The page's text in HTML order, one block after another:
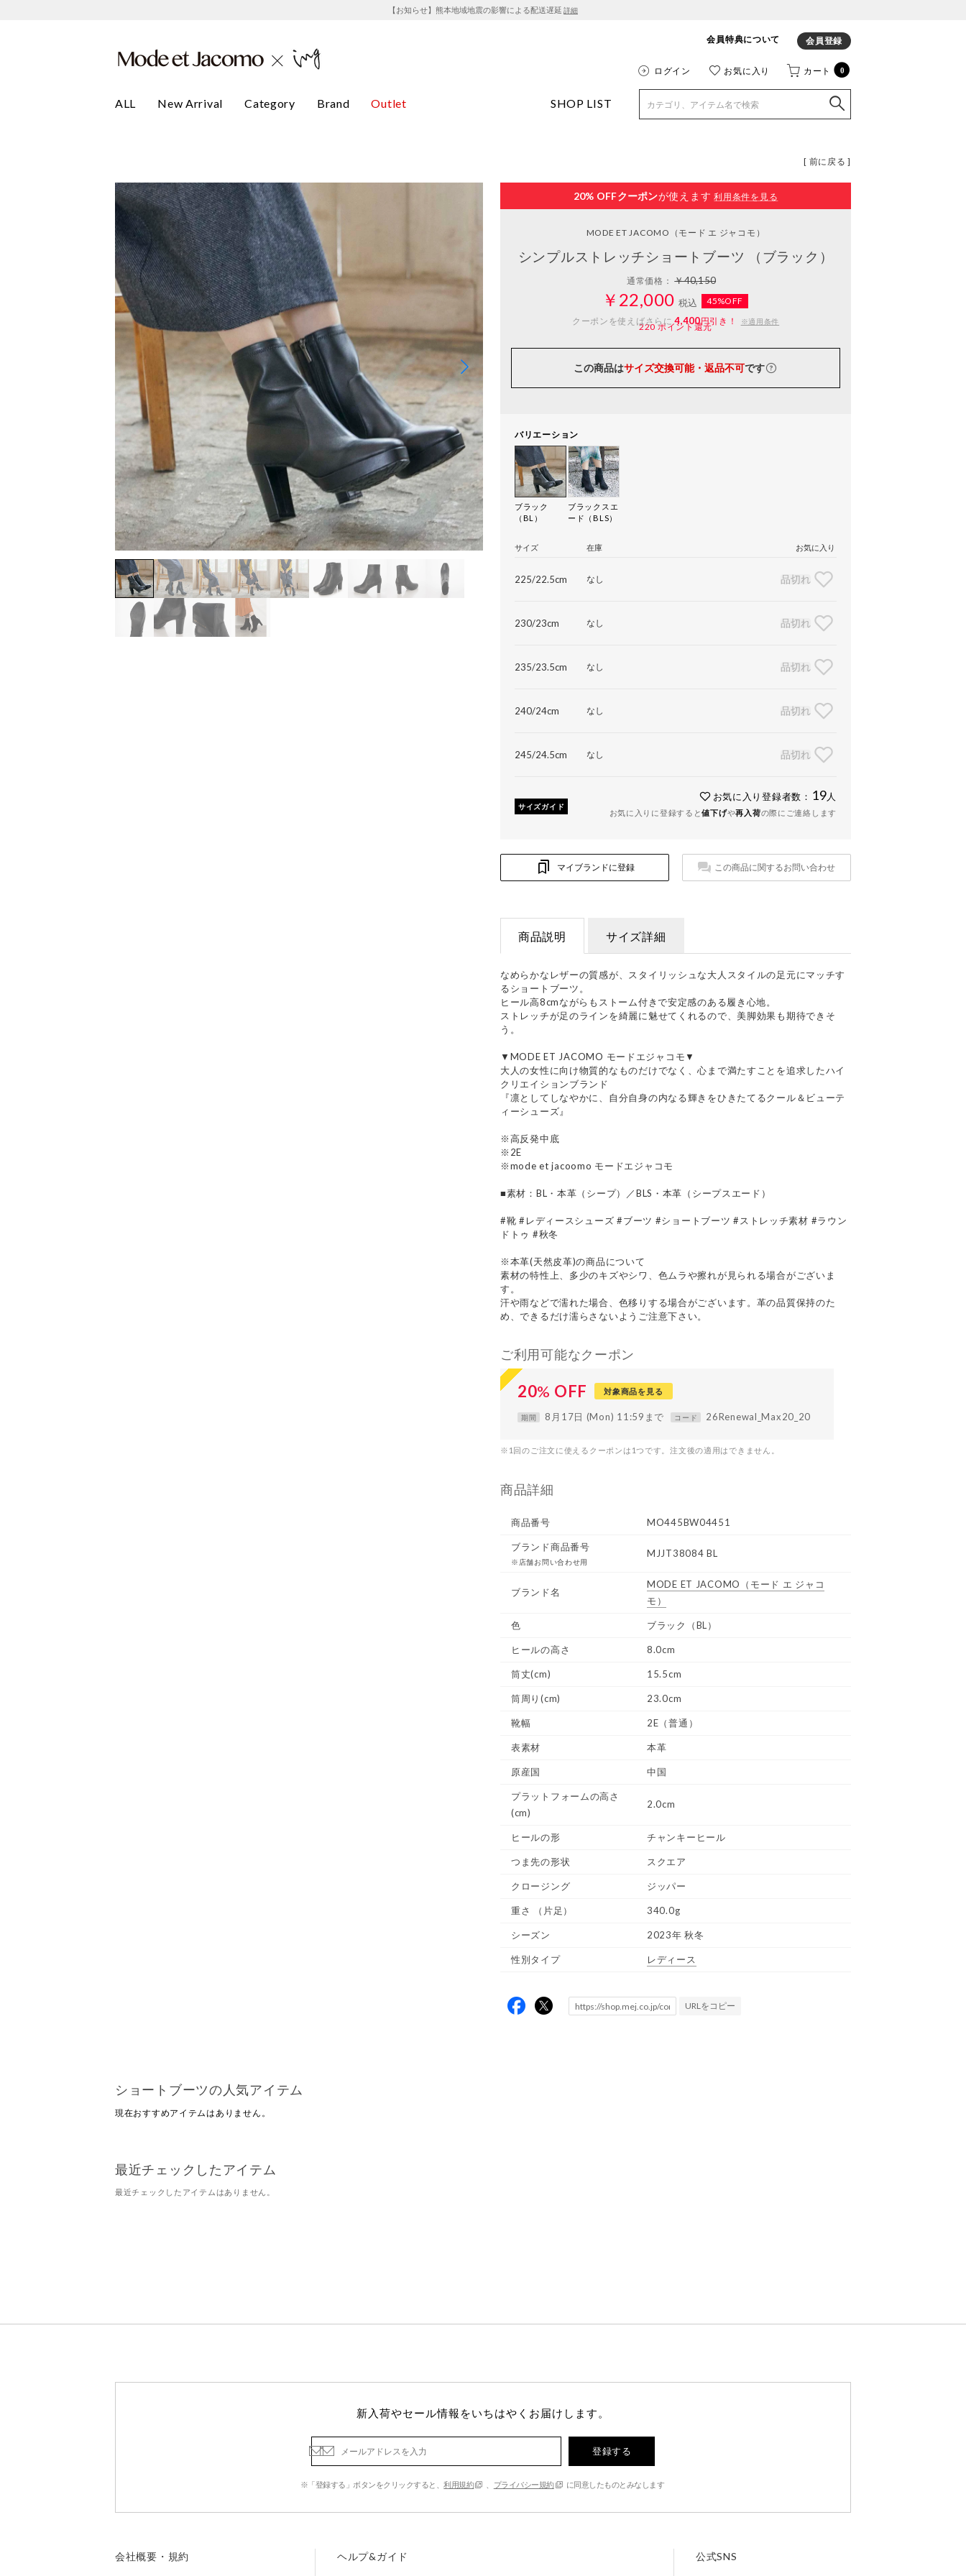
【お知らせ】熊本地域地震の影響による配送遅延 詳細
会員特典について 会員登録
ログイン お気に入り カート 0
ALL New Arrival Category Brand Outlet SHOP LIST
[ 前に戻る ]
20% OFFクーポンが使えます 利用条件を見る
MODE ET JACOMO （モード エ ジャコモ）
シンプルストレッチショートブーツ （ブラック）
通常価格：￥40,150
￥22,000 税込
45%OFF
クーポンを使えばさらに4,400円引き！ ※適用条件
220ポイント還元
この商品はサイズ交換可能・返品不可です
バリエーション
ブラック
（BL）
ブラックスエ
ード（BLS）
サイズ 在庫 お気に入り
225/22.5cm なし 品切れ
230/23cm なし 品切れ
235/23.5cm なし 品切れ
240/24cm なし 品切れ
245/24.5cm なし 品切れ
サイズガイド
お気に入り登録者数： 19 人
お気に入りに登録すると値下げや再入荷の際にご連絡します
マイブランドに登録 この商品に関するお問い合わせ
商品説明 サイズ詳細
なめらかなレザーの質感が、スタイリッシュな大人スタイルの足元にマッチす
るショートブーツ。
ヒール高8cmながらもストーム付きで安定感のある履き心地。
ストレッチが足のラインを綺麗に魅せてくれるので、美脚効果も期待できそ
う。
▼MODE ET JACOMO モードエジャコモ▼
大人の女性に向け物質的なものだけでなく、心まで満たすことを追求したハイ
クリエイションブランド
『凛としてしなやかに、自分自身の内なる輝きをひきたてるクール＆ビューテ
ィーシューズ』
※高反発中底
※2E
※mode et jacoomo モードエジャコモ
■素材：BL・本革（シープ）／BLS・本革（シープスエード）
#靴 #レディースシューズ #ブーツ #ショートブーツ #ストレッチ素材 #ラウン
ドトゥ #秋冬
※本革(天然皮革)の商品について
素材の特性上、多少のキズやシワ、色ムラや擦れが見られる場合がございま
す。
汗や雨などで濡れた場合、色移りする場合がございます。革の品質保持のた
め、できるだけ濡らさないようご注意下さい。
ご利用可能なクーポン
20% OFF 対象商品を見る
期間 8月17日 (Mon) 11:59まで コード 26Renewal_Max20_20
※1回のご注文に使えるクーポンは1つです。注文後の適用はできません。
商品詳細
商品番号 MO445BW04451
ブランド商品番号
※店舗お問い合わせ用
MJJT38084 BL
ブランド名
MODE ET JACOMO
（モード エ ジャコ
モ）
色 ブラック（BL）
ヒールの高さ 8.0cm
筒丈(cm) 15.5cm
筒周り(cm) 23.0cm
靴幅 2E（普通）
表素材 本革
原産国 中国
プラットフォームの高さ
(cm)
2.0cm
ヒールの形 チャンキーヒール
つま先の形状 スクエア
クロージング ジッパー
重さ （片足） 340.0g
シーズン 2023年 秋冬
性別タイプ レディース
URLをコピー
ショートブーツの人気アイテム
現在おすすめアイテムはありません。
最近チェックしたアイテム
最近チェックしたアイテムはありません。
新入荷やセール情報をいちはやくお届けします。
登録する
※「登録する」ボタンをクリックすると、利用規約 プライバシー規約 に同意したものとみなします
会社概要・規約 ヘルプ&ガイド 公式SNS